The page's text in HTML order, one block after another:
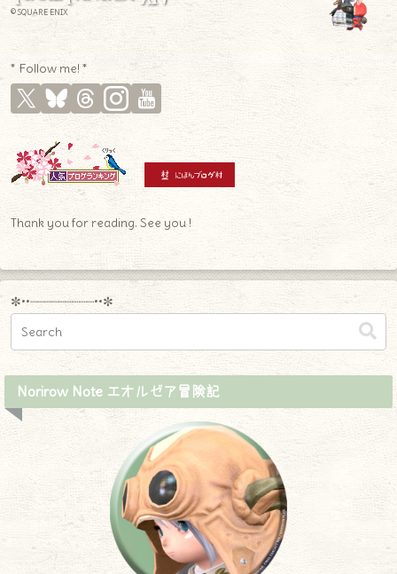
© SQUARE ENIX
* Follow me! *
Thank you for reading. See you !
✼••┈┈┈┈┈┈┈┈┈••✼
Norirow Note エオルゼア冒険記